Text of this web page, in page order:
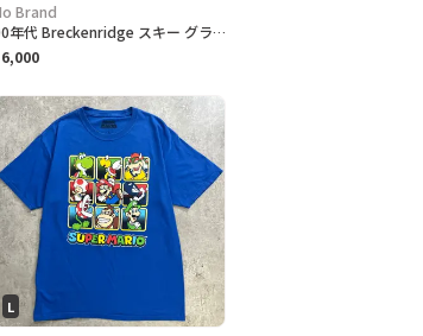
Brand
00年代 Breckenridge スキー グラフィックプリントTシャツ メンズS 古着 00s Y2K VINTAGE ヴィンテージ スキーリゾート ブレッケンリッジ ピンガール バックプリント アドバタイジング
6,000
L